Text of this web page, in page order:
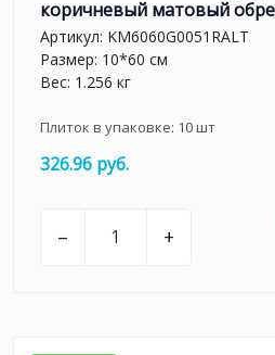
коричневый матовый
Артикул: KM6060G0051RALT
Размер: 10*60 см
Вес: 1.256 кг
Плиток в упаковке: 10шт
326.96 руб.
– +